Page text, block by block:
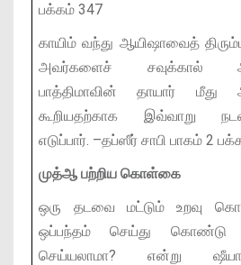
பக்கம் 347
காயிம் வந்து ஆயிஷாவைத் திரும்ப
அவர்களைச் சவுக்கால்
பாத்திமாவின் தாயார் மீது
கூறியதற்காக இவ்வாறு
எடுப்பார். –தப்ஸீர் சாபி பாகம் 2
முத்ஆ பற்றிய கொள்கை
ஒரு தடவை மட்டும் உறவு
ஒப்பந்தம் செய்து கொண்டு
செய்யலாமா? என்று